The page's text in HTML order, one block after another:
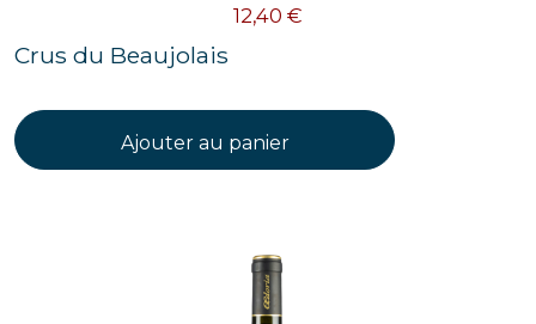
12,40 €
Crus du Beaujolais
Ajouter au panier